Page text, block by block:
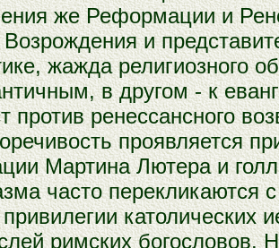
же Реформации и
Возрождения и
жажда религиозного
в другом - к
против ренессансного
проявляется
Мартина Лютера и
часто перекликаются
католических
римских богословов.